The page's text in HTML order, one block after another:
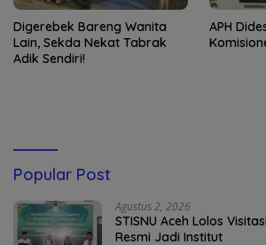
Digerebek Bareng Wanita
Lain, Sekda Nekat Tabrak
Adik Sendiri!
APH
Popular Post
Agustus 2, 2026
STISNU Aceh Lolos
Resmi Jadi Institut